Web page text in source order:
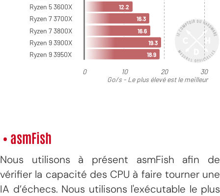
• asmFish
Nous utilisons à présent asmFish afin de
vérifier la capacité des CPU à faire tourner une
IA d’échecs. Nous utilisons l'exécutable le plus